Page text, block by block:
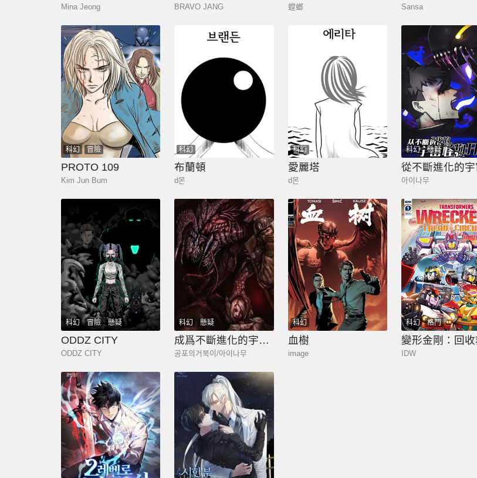
Mina Jeong BRAVO JANG 螳螂 Sansa
科幻 冒險
PROTO 109
Kim Jun Bum
科幻
布蘭頓
d몬
科幻
愛麗塔
d몬
科幻 懸疑
아이나무
科幻 冒險 懸疑
ODDZ CITY
ODDZ CITY
科幻 懸疑
成爲不斷進化的宇宙怪物
공포의거북이/아이나무
科幻
血樹
image
科幻 格鬥
IDW